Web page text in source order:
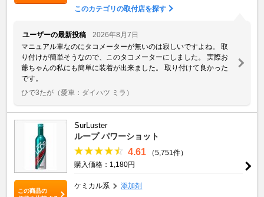
このカテゴリの取付店を探す
ユーザーの最新投稿
2026年8月7日
マニュアル車なのにタコメーターが無いのは寂しいですよね。 取
り付けが簡単そうなので、このタコメーターにしました。 実際お
爺ちゃんの私にも簡単に装着が出来ました。 取り付けて良かった
です。
ひで3たが （愛車：ダイハツ ミラ）
この商品の
SurLuster
ループ パワーショット
4.61
（5,751件）
購入価格：1,180円
ケミカル系 添加剤